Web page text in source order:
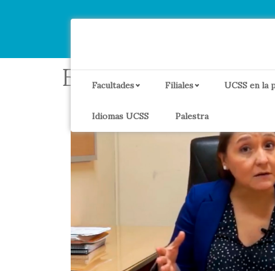
Facultades Filiales UCSS en la
Idiomas UCSS Palestra
Etiqueta: